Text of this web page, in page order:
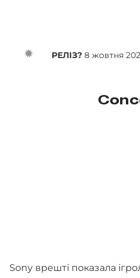
РЕЛІЗ? 8 жовтня
Sony врешті показала